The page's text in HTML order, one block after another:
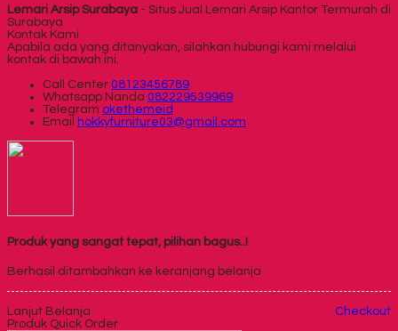
Lemari Arsip Surabaya - Situs Jual Lemari Arsip Kantor Termurah di
Surabaya
Kontak Kami
Apabila ada yang ditanyakan, silahkan hubungi kami melalui
kontak di bawah ini.
Call Center 08123456789
Whatsapp Nanda 082229539969
Telegram okethemeid
Email
hokkyfurniture03@gmail.com
Produk yang sangat tepat, pilihan bagus..!
Berhasil ditambahkan ke keranjang belanja
Lanjut Belanja
Checkout
Produk Quick Order